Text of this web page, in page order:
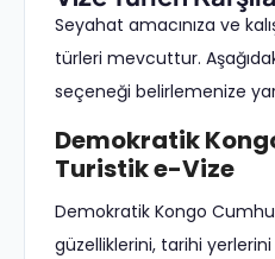
Seyahat amacınıza ve
türleri mevcuttur.
seçeneği belirlemenize
Demokratik
Turistik e-Vize
Demokratik Kongo
güzelliklerini, tarihi